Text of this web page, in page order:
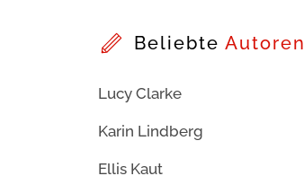
Beliebte Autoren
Lucy Clarke
Karin Lindberg
Ellis Kaut